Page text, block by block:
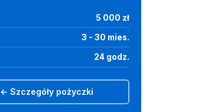
5 000 zł
3 - 30 mies.
24 godz.
← Szczegóły pożyczki